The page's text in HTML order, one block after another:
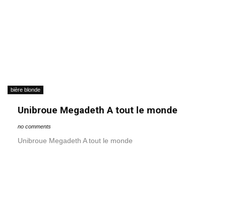
bière blonde
Unibroue Megadeth A tout le monde
no comments
Unibroue Megadeth A tout le monde